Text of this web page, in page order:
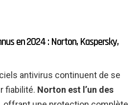
en 2024 : Norton, Kaspersky,
antivirus continuent de se
fiabilité. Norton est l’un des